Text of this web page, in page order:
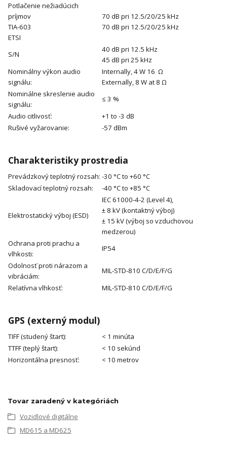
Potlačenie nežiadúcich
príjmov
TIA-603
ETSI
70 dB pri 12.5/20/25 kHz
70 dB pri 12.5/20/25 kHz
S/N
40 dB pri 12.5 kHz
45 dB pri 25 kHz
Nominálny výkon audio
signálu:
Internally, 4 W 16 Ω
Externally, 8 W at 8 Ω
Nominálne skreslenie audio
signálu:
≤ 3 %
Audio citlivosť:
+1 to -3 dB
Rušivé vyžarovanie:
-57 dBm
Charakteristiky prostredia
Prevádzkový teplotný rozsah: -30 °C to +60 °C
Skladovací teplotný rozsah:
-40 °C to +85 °C
Elektrostatický výboj (ESD)
IEC 61000-4-2 (Level 4),
± 8 kV (kontaktný výboj)
± 15 kV (výboj so vzduchovou
medzerou)
Ochrana proti prachu a
vlhkosti:
IP54
Odolnosť proti nárazom a
vibráciám:
MIL-STD-810 C/D/E/F/G
Relatívna vlhkosť:
MIL-STD-810 C/D/E/F/G
GPS (externý modul)
TIFF (studený štart):
< 1 minúta
TTFF (teplý štart):
< 10 sekúnd
Horizontálna presnosť:
< 10 metrov
Tovar zaradený v kategóriách
Vozidlové digitálne
MD615 a MD625